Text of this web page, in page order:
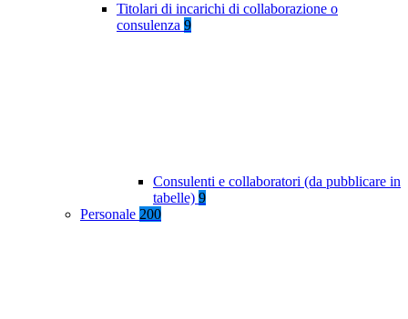
Titolari di incarichi di collaborazione o
consulenza 9
Consulenti e collaboratori (da pubblicare in
tabelle) 9
Personale 200